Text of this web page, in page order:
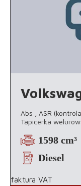
Abs , ASR
Tapicerka
1598 cm³
Diesel
faktura VAT